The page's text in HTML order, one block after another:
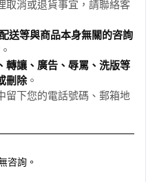
取消或退貨事宜，請聯絡客
送等與商品本身無關的咨詢
。
轉讓、廣告、辱罵、洗版等
刪除。
留下您的電話號碼、郵箱地
咨詢。